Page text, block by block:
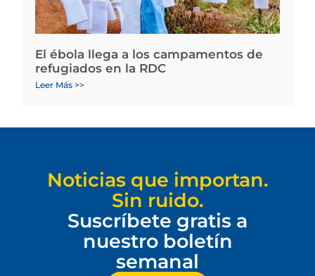
El ébola llega a los campamentos de
refugiados en la RDC
Leer Más >>
Noticias que importan.
Sin ruido.
Suscríbete gratis a
nuestro boletín
semanal